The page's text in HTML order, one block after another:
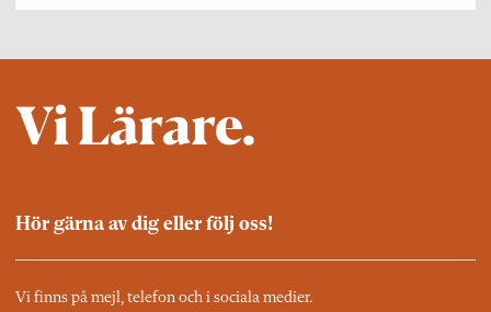
Hör gärna av dig eller följ oss!
Vi finns på mejl, telefon och i sociala medier.